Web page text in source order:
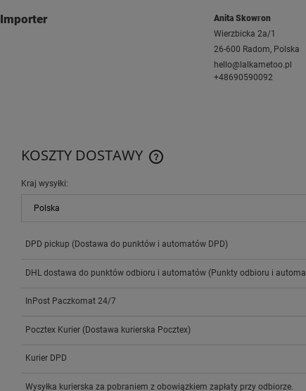
Importer
Anita Skowron
Wierzbicka 2a/1
26-600 Radom, Polska
hello@lalkametoo.pl
+48690590092
KOSZTY DOSTAWY
Kraj wysyłki:
DPD pickup (Dostawa do punktów i automatów DPD)
DHL dostawa do punktów odbioru i automatów (Punkty odbioru i
InPost Paczkomat 24/7
Pocztex Kurier (Dostawa kurierska Pocztex)
Kurier DPD
Wysyłka kurierska za pobraniem z obowiązkiem zapłaty przy odbiorze.